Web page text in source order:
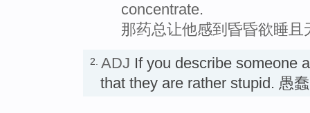
concentrate.
那药总让他感到昏昏欲睡且
2. ADJ If you describe someone
that they are rather stupid. 愚